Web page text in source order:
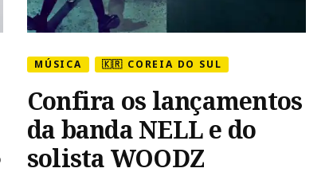
MÚSICA 🇰🇷 COREIA DO SUL
Confira os lançamentos
da banda NELL e do
solista WOODZ